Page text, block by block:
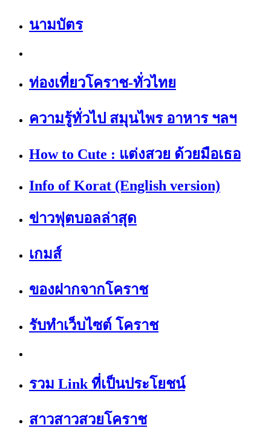
นามบัตร
ท่องเที่ยวโคราช-ทั่วไทย
ความรู้ทั่วไป สมุนไพร อาหาร ฯลฯ
How to Cute : แต่งสวย ด้วยมือเธอ
Info of Korat (English version)
ข่าวฟุตบอลล่าสุด
เกมส์
ของฝากจากโคราช
รับทำเว็บไซต์ โคราช
รวม Link ที่เป็นประโยชน์
สาวสาวสวยโคราช